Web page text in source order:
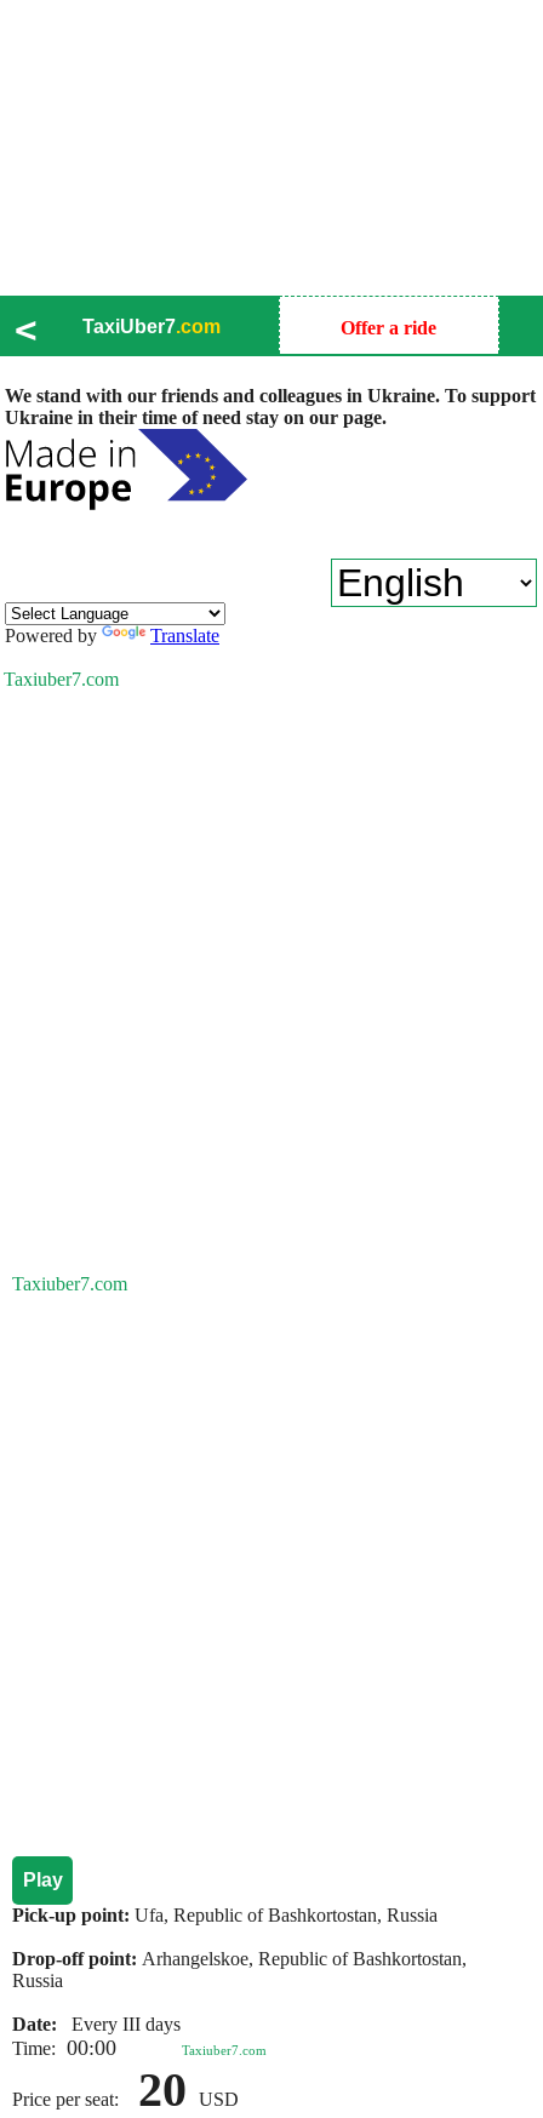
< TaxiUber7.com Offer a ride
We stand with our friends and colleagues in Ukraine. To support
Ukraine in their time of need stay on our page.
Powered by Translate
Taxiuber7.com
Taxiuber7.com
Play
Pick-up point: Ufa, Republic of Bashkortostan, Russia
Drop-off point: Arhangelskoe, Republic of Bashkortostan,
Russia
Date:
Every III days
Time: 00:00 Taxiuber7.com
Price per seat: 20 USD